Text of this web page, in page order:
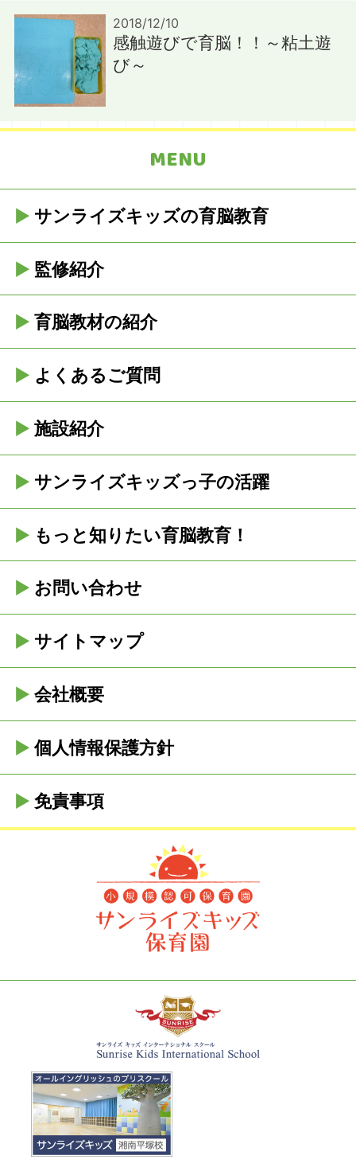
2018/12/10
感触遊びで育脳！！～粘土遊
び～
MENU
サンライズキッズの育脳教育
監修紹介
育脳教材の紹介
よくあるご質問
施設紹介
サンライズキッズっ子の活躍
もっと知りたい育脳教育！
お問い合わせ
サイトマップ
会社概要
個人情報保護方針
免責事項